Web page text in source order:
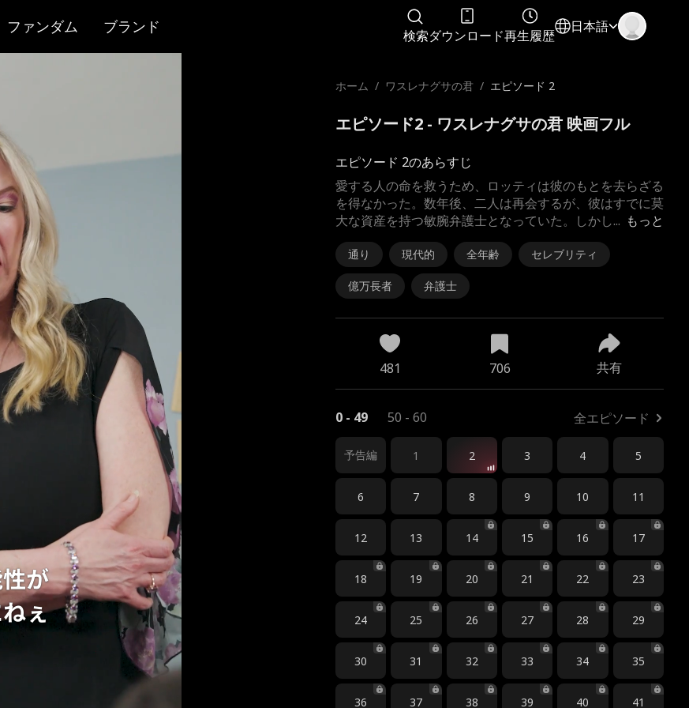
ファンダム ブランド
検索ダウンロード再生履歴
日本語
が
ぇ
ホーム / ワスレナグサの君 / エピソード 2
エピソード2 - ワスレナグサの君 映画フル
エピソード 2のあらすじ
もっと
愛する人の命を救うため、ロッティは彼のもとを去らざる
を得なかった。数年後、二人は再会するが、彼はすでに莫
大な資産を持つ敏腕弁護士となっていた。しかし...
通り 現代的 全年齢 セレブリティ
億万長者 弁護士
481 706 共有
0 - 49 50 - 60 全エピソード
予告編 1 2 3 4 5
6 7 8 9 10 11
12 13 14 15 16 17
18 19 20 21 22 23
24 25 26 27 28 29
30 31 32 33 34 35
36 37 38 39 40 41